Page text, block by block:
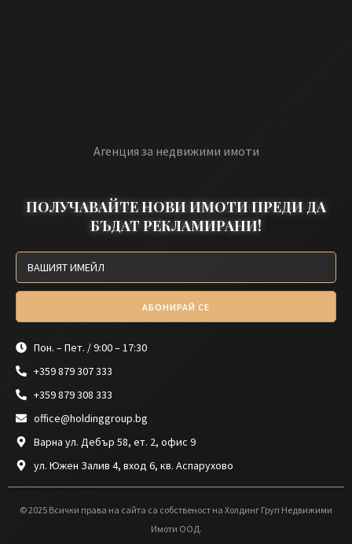
Агенция за недвижими имоти
ПОЛУЧАВАЙТЕ НОВИ ИМОТИ ПРЕДИ ДА
БЪДАТ РЕКЛАМИРАНИ!
АБОНИРАЙ СЕ
Пон. – Пет. / 9:00 – 17:30
+359 879 307 333
+359 879 308 333
office@holdinggroup.bg
Варна ул. Дебър 58, ет. 2, офис 9
ул. Южен Залив 4, вход 6, кв. Аспарухово
© 2025 Всички права на сайта са собственост на Холдинг Груп Недвижими
Имоти ООД.